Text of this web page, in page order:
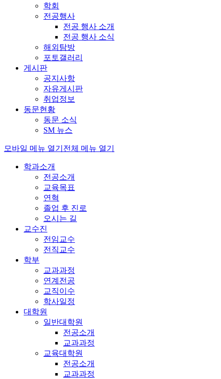
학회
전공행사
전공 행사 소개
전공 행사 소식
해외탐방
포토갤러리
게시판
공지사항
자유게시판
취업정보
동문현황
동문 소식
SM 뉴스
모바일 메뉴 열기 전체 메뉴 열기
학과소개
전공소개
교육목표
연혁
졸업 후 진로
오시는 길
교수진
전임교수
전직교수
학부
교과과정
연계전공
교직이수
학사일정
대학원
일반대학원
전공소개
교과과정
교육대학원
전공소개
교과과정